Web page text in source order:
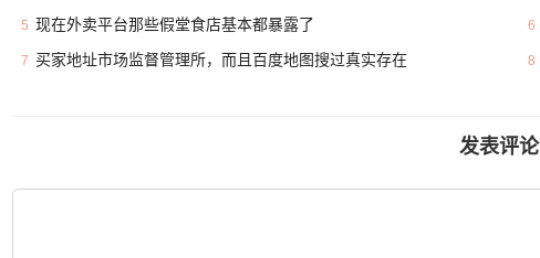
5 现在外卖平台那些假堂食店基本都暴露了 6
7 买家地址市场监督管理所，而且百度地图搜过真实存在 8
发表评论